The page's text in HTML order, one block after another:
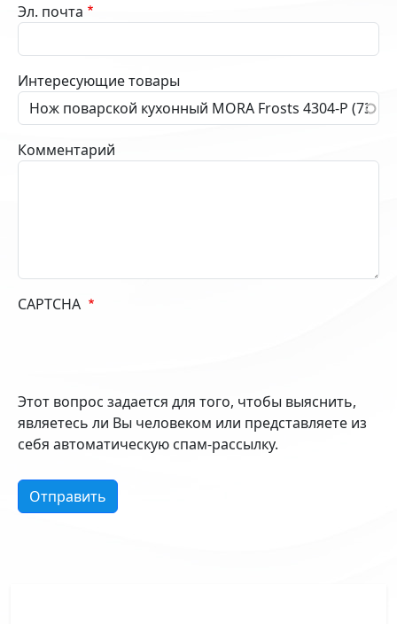
Эл. почта
Интересующие товары
Комментарий
CAPTCHA
Этот вопрос задается для того, чтобы выяснить,
являетесь ли Вы человеком или представляете из
себя автоматическую спам-рассылку.